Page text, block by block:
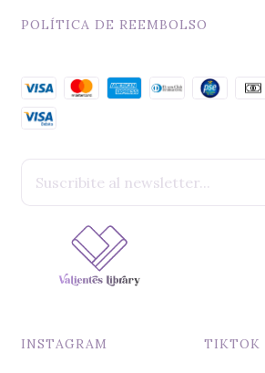
Oraciones para la madre del hijo joven
POLÍTICA DE REEMBOLSO
INSTAGRAM TIKTOK